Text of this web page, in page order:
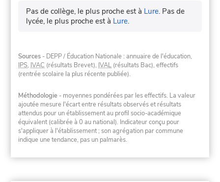
Pas de collège, le plus proche est à Lure. Pas de
lycée, le plus proche est à Lure.
Sources - DEPP / Éducation Nationale : annuaire de l'éducation,
IPS, IVAC (résultats Brevet), IVAL (résultats Bac), effectifs
(rentrée scolaire la plus récente publiée).
Méthodologie - moyennes pondérées par les effectifs. La valeur
ajoutée mesure l'écart entre résultats observés et résultats
attendus pour un établissement au profil socio-académique
équivalent (calibrée à 0 au national). Indicateur conçu pour
s'appliquer à l'établissement ; son agrégation par commune
indique une tendance, pas un palmarès.